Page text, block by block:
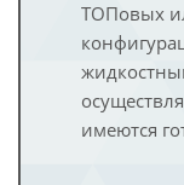
ТОПовых
имеются